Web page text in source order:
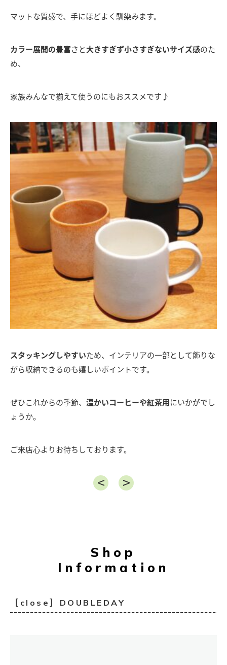
マットな質感で、手にほどよく馴染みます。
カラー展開の豊富さと大きすぎず小さすぎないサイズ感のた
め、
家族みんなで揃えて使うのにもおススメです♪
スタッキングしやすいため、インテリアの一部として飾りな
がら収納できるのも嬉しいポイントです。
ぜひこれからの季節、 温かいコーヒーや紅茶用にいかがでし
ょうか。
ご来店心よりお待ちしております。
Shop
Information
［close］DOUBLEDAY